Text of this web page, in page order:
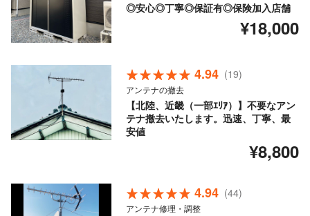
◎安心◎丁寧◎保証有◎保険加入店舗
¥18,000
4.94 (19)
アンテナの撤去
【北陸、近畿（一部ｴﾘｱ）】不要なアン
テナ撤去いたします。迅速、丁寧、最
安値
¥8,800
4.94 (44)
アンテナ修理・調整